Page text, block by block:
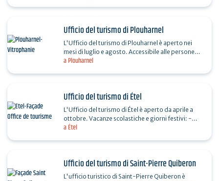
a Plouharnel
Ufficio del turismo di Plouharnel
L'Ufficio del turismo di Plouharnel è aperto nei
mesi di luglio e agosto. Accessibile alle persone
con disabilità e con personale sensibilizzato sui 4…
a Étel
Ufficio del turismo di Étel
L'Ufficio del turismo di Étel è aperto da aprile a
ottobre. Vacanze scolastiche e giorni festivi: -
14/07 e 15/08: 9:30-13:00 / 14:00-17:15 - Chiuso
Ufficio del turismo di Saint-Pierre Quiberon
L'ufficio turistico di Saint-Pierre Quiberon è